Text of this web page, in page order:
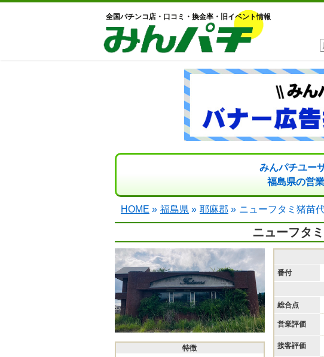
全国パチンコ店・口コミ・換金率・旧イベント情報
みんパチユー
福島県の営
HOME » 福島県 » 耶麻郡 » ニューフタミ猪苗
ニューフタ
特徴
番付
総合点
営業評価
接客評価